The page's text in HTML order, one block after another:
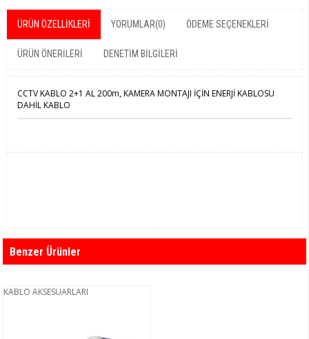
ÜRÜN ÖZELLIKLERI YORUMLAR(0) ÖDEME SEÇENEKLERI
ÜRÜN ÖNERILERI DENETIM BILGILERI
CCTV KABLO 2+1 AL 200m, KAMERA MONTAJI İÇİN ENERJİ KABLOSU
DAHİL KABLO
Benzer Ürünler
KABLO AKSESUARLARI